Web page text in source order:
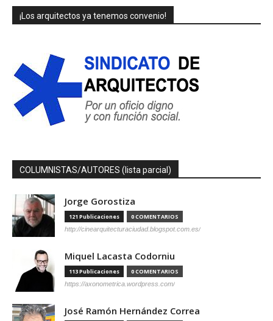
¡Los arquitectos ya tenemos convenio!
COLUMNISTAS/AUTORES (lista parcial)
Jorge Gorostiza
121 Publicaciones 0 COMENTARIOS
http://cinearquitecturaciudad.blogspot.com.es/
Miquel Lacasta Codorniu
113 Publicaciones 0 COMENTARIOS
https://axonometrica.wordpress.com/
José Ramón Hernández Correa